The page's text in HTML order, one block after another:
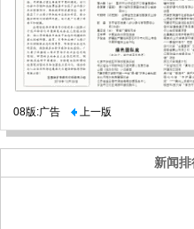
08版:广告 上一版
新闻排